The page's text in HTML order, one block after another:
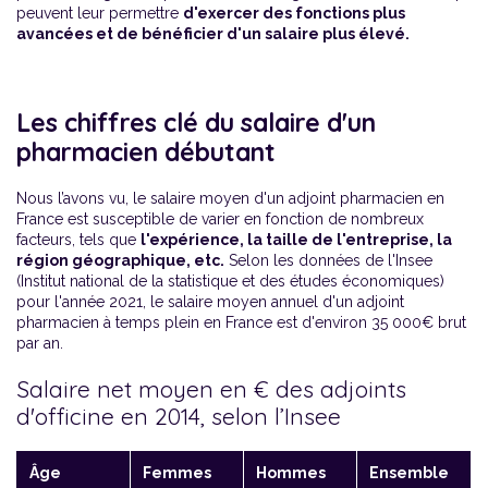
peuvent leur permettre d'exercer des fonctions plus
avancées et de bénéficier d'un salaire plus élevé.
Les chiffres clé du salaire d'un
pharmacien débutant
Nous l’avons vu, le salaire moyen d'un adjoint pharmacien en
France est susceptible de varier en fonction de nombreux
facteurs, tels que l'expérience, la taille de l'entreprise, la
région géographique, etc. Selon les données de l'Insee
(Institut national de la statistique et des études économiques)
pour l'année 2021, le salaire moyen annuel d'un adjoint
pharmacien à temps plein en France est d'environ 35 000€ brut
par an.
Salaire net moyen en € des adjoints
d'officine en 2014, selon l’Insee
Âge Femmes Hommes Ensemble